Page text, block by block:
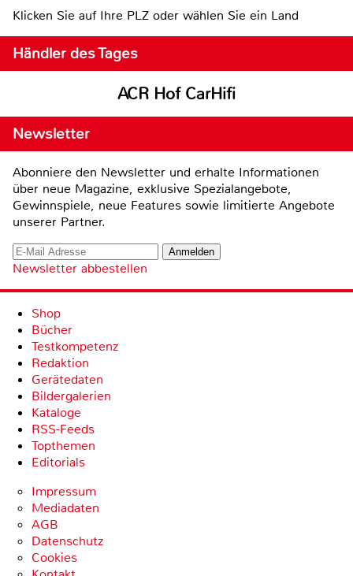
Klicken Sie auf Ihre PLZ oder wählen Sie ein Land
Händler des Tages
ACR Hof CarHifi
Newsletter
Abonniere den Newsletter und erhalte Informationen
über neue Magazine, exklusive Spezialangebote,
Gewinnspiele, neue Features sowie limitierte Angebote
unserer Partner.
Newsletter abbestellen
Shop
Bücher
Testkompetenz
Redaktion
Gerätedaten
Bildergalerien
Kataloge
RSS-Feeds
Topthemen
Editorials
Impressum
Mediadaten
AGB
Datenschutz
Cookies